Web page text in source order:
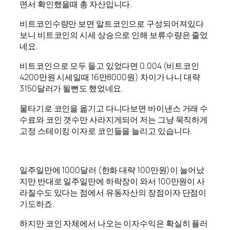
면서 확인했을때 총 자산입니다.
비트코인수량만 보면 알트코인으로 구성되어져있다
보니 비트코인의 시세 상승으로 인해 보류수량은 줄었
네요.
비트코인으로 모두 들고 있었다면 0.004 (비트코인
4200만원 시세일때 16만8000원) 차이가 나니 대략
3150달러가 될뻔도 했었네요.
물타기로 코인을 옮기고 다니다보면 바이낸스 거래 수
수료와 코인 갯수만 사라지게되어 저는 그냥 묵직하게
고정 스테이킹 이자로 코인들을 늘리고 있습니다.
일주일만에 1000달러 (한화 대략 100만원)이 늘어났
지만 반대로 일주일만에 하락장이 와서 100만원이 사
라질수도 있다는 점에서 유동자산의 장점이자 단점이
기도하죠.
하지만 코인 자체에서 나오는 이자수익은 확실히 플러